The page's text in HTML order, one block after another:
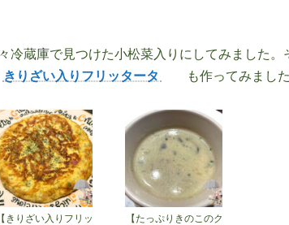
冷蔵庫で見つけた小松菜入りにしてみました。
きりざい入りフリッタータ も作ってみまし
【きりざい入りフリッ
【たっぷりきのこのク